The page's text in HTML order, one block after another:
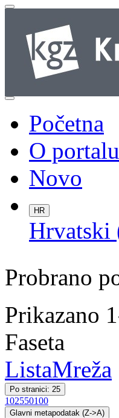
Početna
O portalu
Novo
HR
Hrvatski
Probrano
Prikazano
Faseta
ListaMreža
Po stranici: 25
102550100
Glavni metapodatak (Z->A)